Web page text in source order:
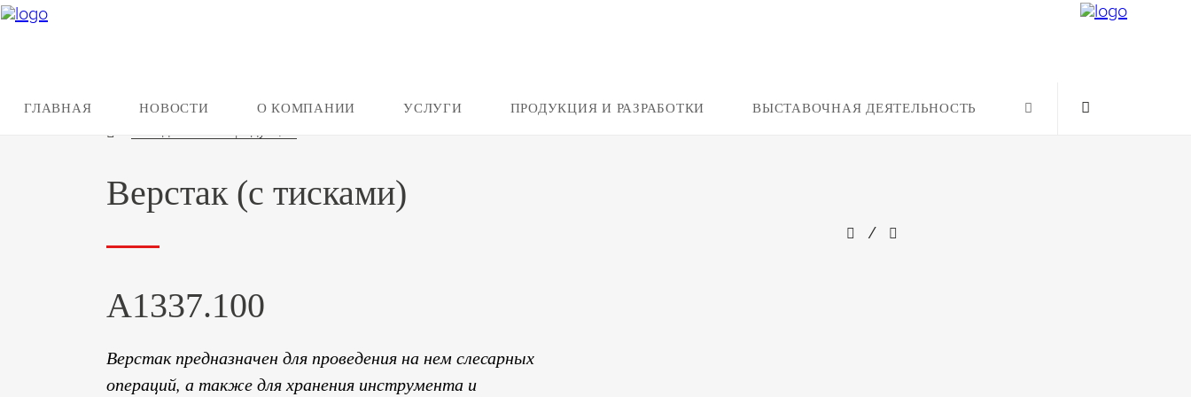
ГЛАВНАЯ НОВОСТИ О КОМПАНИИ УСЛУГИ ПРОДУКЦИЯ И РАЗРАБОТКИ ВЫСТАВОЧНАЯ ДЕЯТЕЛЬНОСТЬ
Назад ко всей продукции
Верстак (с тисками)
А1337.100
Верстак предназначен для проведения на нем слесарных
операций, а также для хранения инструмента и
/